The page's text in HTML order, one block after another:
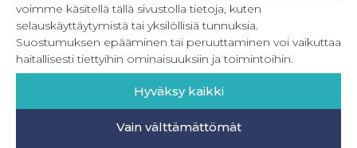
voimme käsitellä tällä sivustolla tietoja, kuten
selauskäyttäytymistä tai yksilöllisiä tunnuksia.
Suostumuksen epääminen tai peruuttaminen voi vaikuttaa
haitallisesti tiettyihin ominaisuuksiin ja toimintoihin.
Hyväksy kaikki
Vain välttämättömät
Muovilippa lippikseen